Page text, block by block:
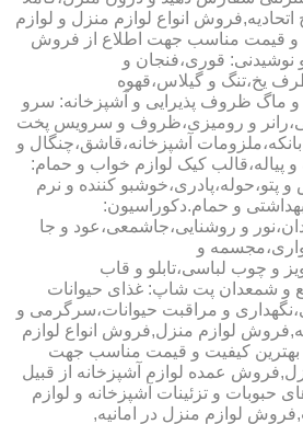
اتحادیه,فروش انواع لوازم منزل و لوازم
و قیمت مناسب جهت اطلاع از فروش
نوشیدنی: قوری،فنجان و
یخ،تنگ و گیلاس،قهوه
و ماگ ظروف پذیرایی و آشپزخانه: سرو
و رومیزی،ظروف و سرویس پخت
آشپزخانه،قاشق،چنگال و
و پیاله،قالب کیک لوازم خواب و حمام:
پتو،حوله،پادری،خوشبو کننده و نرم
و حمام.دکوراسیون:
و روشنایی،جاشمعی،عود و جا
و
و چوب لباسی،تابلو و قاب
و شمعدان پت شاپ: غذای حیوانات
و مراقبت حیوانات،سرگرمی و
لوازم منزل,فروش انواع لوازم
بهترین کیفیت و قیمت مناسب جهت
عمده لوازم آشپزخانه از قبیل
حبوبات و تزئینات آشپزخانه و لوازم
لوازم منزل در امانیه,